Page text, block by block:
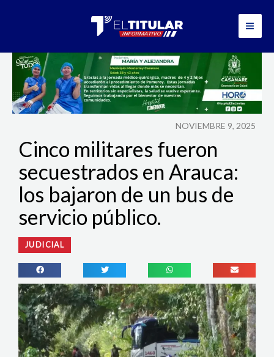
NOVIEMBRE 9, 2025
Cinco militares fueron
secuestrados en Arauca:
los bajaron de un bus de
servicio público.
JUDICIAL